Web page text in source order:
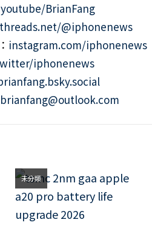
youtube/BrianFang
threads.net/@iphonenews
instagram.com/iphonenews
iphonenews
brianfang@outlook.com
未分類